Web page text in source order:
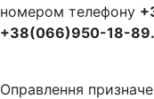
номером телефону
+38(066)950-18-89.
Оправлення